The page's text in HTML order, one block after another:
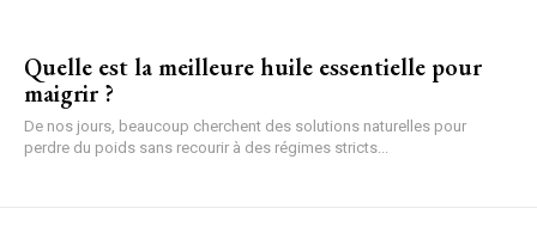
Quelle est la meilleure huile essentielle pour
maigrir ?
De nos jours, beaucoup cherchent des solutions naturelles pour
perdre du poids sans recourir à des régimes stricts...